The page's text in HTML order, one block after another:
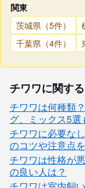
関東
茨城県（5件）
千葉県（4件）
チワワに関す
チワワは何種類
グ、ミックス5選
チワワに必要な
のコツや注意点
チワワは性格が
の良い人は？